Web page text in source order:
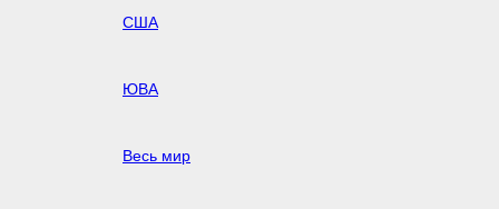
США
ЮВА
Весь мир